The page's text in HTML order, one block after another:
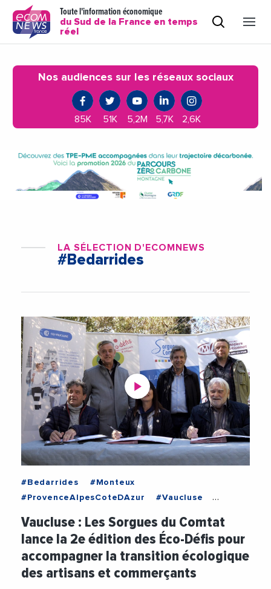
Toute l'information économique
du Sud de la France en temps
réel
Nos audiences sur les réseaux sociaux
85K 51K 5,2M 5,7K 2,6K
LA SÉLECTION D'ECOMNEWS
#Bedarrides
#Bedarrides
#Monteux
#ProvenceAlpesCoteDAzur
#Vaucluse
#Commerces
#Ecologie
#Economie
#Environnement
#SorguesDuComtat #Videos
Vaucluse : Les Sorgues du Comtat
lance la 2e édition des Éco-Défis pour
accompagner la transition écologique
des artisans et commerçants